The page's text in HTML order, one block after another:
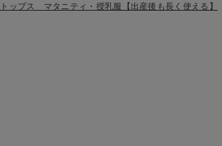
ップス マタニティ・授乳服【出産後も長く使える】